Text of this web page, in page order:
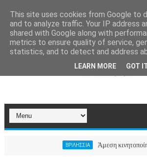
ΒΡΙΛΗΣΣΙΑ Άμεση κινητοποίηση στα
This site uses cookies from Google to
and to analyze traffic. Your IP address
shared with Google along with
metrics to ensure quality of service,
statistics, and to detect and address
LEARN MORE GOT